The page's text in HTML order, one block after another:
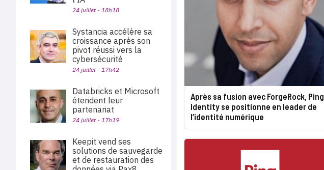
Après sa fusion avec ForgeRock, Ping
Identity se positionne en leader de
l’identité numérique
24 juillet - 18h18
Systancia accélère sa
croissance après son
pivot réussi vers la
cybersécurité
24 juillet - 17h42
Databricks et Microsoft
étendent leur
partenariat
24 juillet - 17h19
Keepit vend ses
solutions de sauvegarde
et de restauration des